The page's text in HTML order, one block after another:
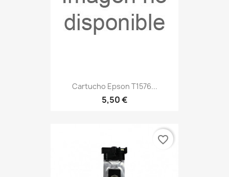
Cartucho Epson T1576...
5,50 €
favorite_border